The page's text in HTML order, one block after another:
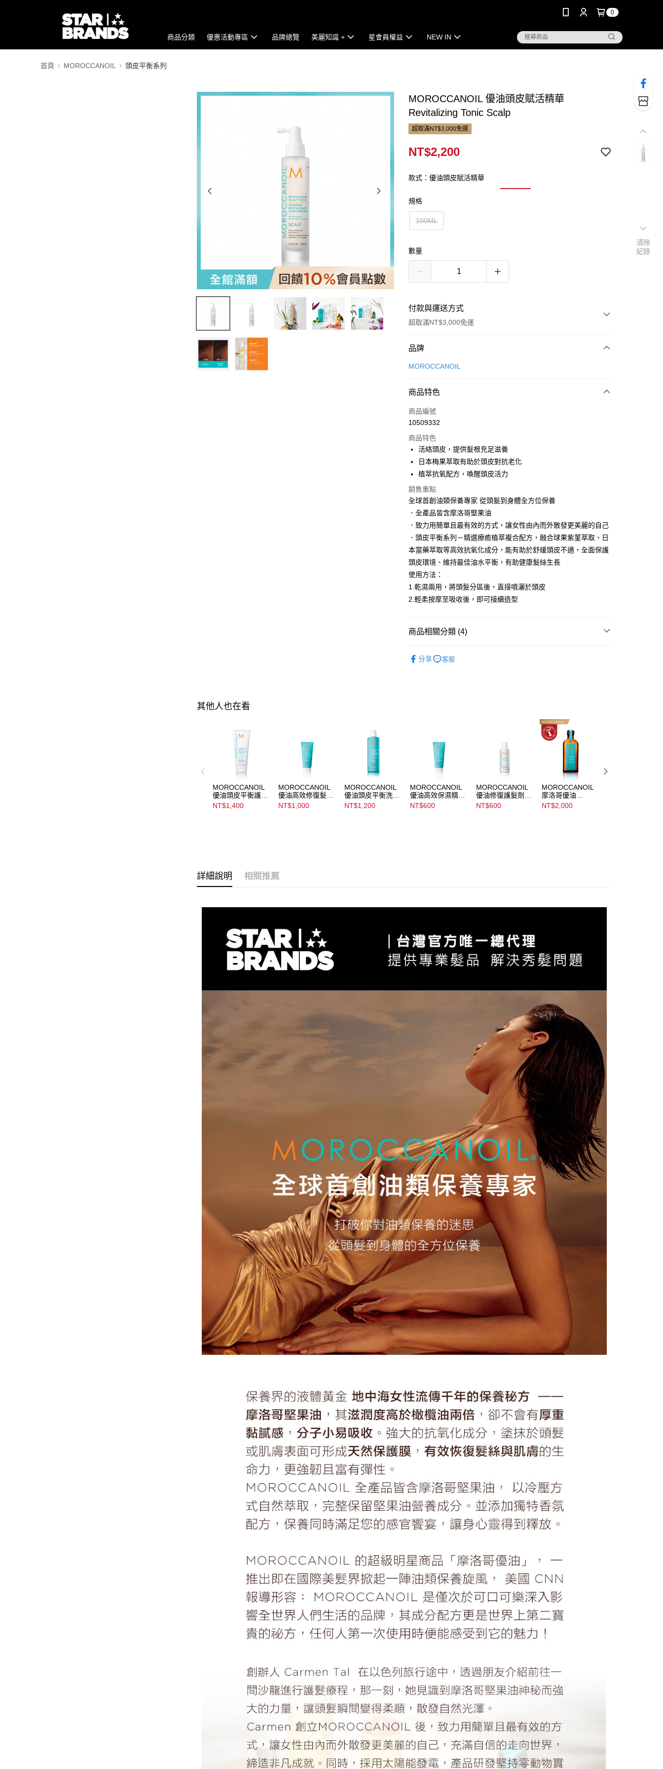
0
商品分類 優惠活動專區 品牌總覽 美麗知識 + 星會員權益 NEW IN
首頁 MOROCCANOIL 頭皮平衡系列
MOROCCANOIL 優油頭皮賦活精華
Revitalizing Tonic Scalp
超取滿NT$3,000免運
NT$2,200
款式：優油頭皮賦活精華
規格
100ML
數量
付款與運送方式
超取滿NT$3,000免運
付款方式
信用卡一次付款
街口支付
悠遊付
Google Pay
AFTEE先享後付
相關說明
【關於「AFTEE先享後付」】
AFTEE先享後付是「在收到商品之後才付款」的支付方式。 讓您購物簡單
便利好安心！
１．簡單：不需註冊會員、不需綁卡、不需儲值。
３．安心：先確認商品／服務後，再付款。
【「AFTEE先享後付」結帳流程】
１．於結帳方式選擇「AFTEE先享後付」後，將跳轉至「AFTEE先享後
付」結帳頁面，進行簡訊認證並確認金額後，即可完成結帳。
２．訂單成立數日內，您將收到繳費通知簡訊。
３．收到繳費通知簡訊後14天內，點擊此簡訊中的連結，可透過四大超商
／ATM／網路銀行／等多元方式進行付款，方視為交易完成。
先享後付繳納相關費用。
付客戶支援中心」
３．未成年的使用者請事先徵得法定代理人或監護人之同意方可使用
「AFTEE先享後付」，若未經同意申辦者引起之損失，本公司不負相關責
４．使用「AFTEE先享後付」時，將依據個別帳號之用戶狀況，依本公司
即時審查核予不同之上限額度；若仍有額度不足之情形，本公司將視審查
結果請求用戶進行身份認證。
形，恩沛科技股份有限公司將有權停止該用戶之使用額度並採取法律行
動。
運送方式
付款後全家取貨
每筆NT$100，滿NT$3,000(含以上)免運費
付款後萊爾富取貨
付款後7-11取貨
宅配
宅配-離島
品牌
MOROCCANOIL
商品特色
商品編號
10509332
商品特色
活絡頭皮，提供髮根充足滋養
日本梅果萃取有助於頭皮對抗老化
植萃抗氧配方，喚醒頭皮活力
銷售重點
全球首創油類保養專家 從頭髮到身體全方位保養
．全產品皆含摩洛哥堅果油
．致力用簡單且最有效的方式，讓女性由內而外散發更美麗的自己
．頭皮平衡系列－精選療癒植萃複合配方，融合球果紫菫萃取、日
本當藥萃取等高效抗氧化成分，能有助於舒緩頭皮不適，全面保護
頭皮環境、維持最佳油水平衡，有助健康髮絲生長
使用方法：
1.乾濕兩用，將頭髮分區後，直接噴灑於頭皮
2.輕柔按摩至吸收後，即可接續造型
商品相關分類 (4)
分享 客服
其他人也在看
MOROCCANOIL
優油頭皮平衡護髮
劑 Scalp
Balancing
NT$1,400
MOROCCANOIL
優油高效修復髮膜
Restorative Hair
Mask
NT$1,000
MOROCCANOIL
優油頭皮平衡洗髮
露 Scalp
Balancing
NT$1,200
MOROCCANOIL
優油高效保濕精華
Hydrating Styling
Cream
NT$600
MOROCCANOIL
優油修復護髮劑
Moisture Repair
Conditioner
NT$600
MOROCCANOIL
摩洛哥優油
Moroccanoil
Treatment
NT$2,000
詳細說明 相關推薦
清除
紀錄